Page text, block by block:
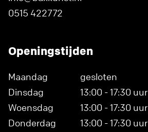
0515 422772
Openingstijden
Maandag
gesloten
Dinsdag
13:00 - 17:30 uur
Woensdag
13:00 - 17:30 uur
Donderdag
13:00 - 17:30 uur